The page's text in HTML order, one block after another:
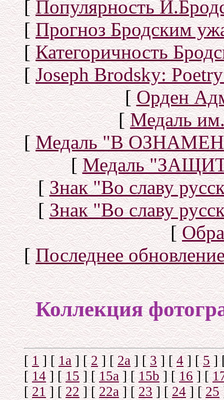
[Популярность
[Прогноз Бродским
[Категоричность
[Joseph Brodsky:
[Орден
[Медаль
[Медаль "В
[Медаль
[Знак "Во славу
[Знак "Во славу
[
[Последнее
Коллекция
[1] [1а] [2] [2а] [3] [4] [5]
[14] [15] [15a] [15b] [16] [
[21] [22] [22a] [23] [24] [25